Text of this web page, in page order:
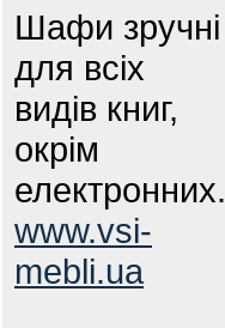
Шафи зручні
для всіх
видів книг,
окрім
електронних.
www.vsi-
mebli.ua